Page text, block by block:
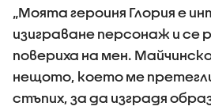
„Моята героиня Глория е
изиграване персонаж и се
повериха на мен.
нещото, което ме
стъпих, за да изградя